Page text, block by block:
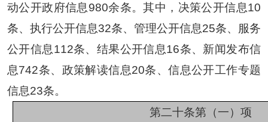
动公开政府信息980余条。其中，决策公开信息10
条、执行公开信息32条、管理公开信息25条、服务
公开信息112条、结果公开信息16条、 新闻发布信
息742条、政策解读信息20条、信息公开工作专题
信息23条。
第二十条第（一）项